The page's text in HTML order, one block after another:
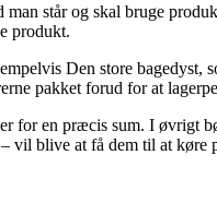
står og skal bruge
produkt.
Den store bagedyst,
pakket forud for at
for en præcis sum. I øvrigt
vil blive at få dem til at køre